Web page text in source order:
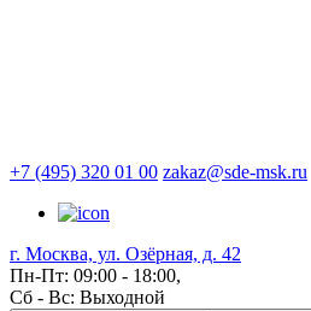
+7 (495) 320 01 00 zakaz@sde-msk.ru
г. Москва, ул. Озёрная, д. 42
Пн-Пт: 09:00 - 18:00,
Сб - Вс: Выходной